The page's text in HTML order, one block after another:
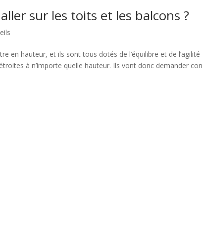
sur les toits et les balcons ?
en hauteur, et ils sont tous dotés de l’équilibre et de
à n’importe quelle hauteur. Ils vont donc demander